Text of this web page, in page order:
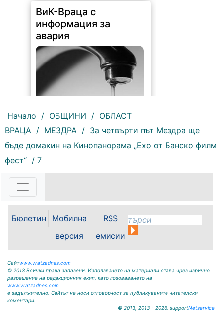
ВиК-Враца с
информация за
авария
207 | 2026-08-07 10:31:48
"Водоснабдяване и канализация“
ООД – Враца уведомява своите
потребители, че поради
възникнала аварийна ситуация е
ул."Никола Вапцаров" днес
аварията. Тел.: 092 66 11 19 Тел.:
Начало / ОБЩИНИ / ОБЛАСТ
ВРАЦА / МЕЗДРА / За четвърти път Мездра ще
бъде домакин на Кинопанорама „Ехо от Банско филм
фест“ / 7
Бюлетин
Мобилна
версия
RSS
емисии
Сайтwww.vratzadnes.com
© 2013 Всички права запазени. Използването на материали става чрез изрично
разрешение на редакционния екип, като позоваването на
www.vratzadnes.com
е задължително. Сайтът не носи отговорност за публикуваните читателски
коментари.
© 2013, 2013 - 2026, supportNetservice